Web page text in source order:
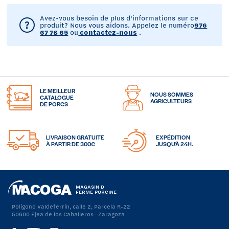
Avez-vous besoin de plus d'informations sur ce
produit? Nous vous aidons. Appelez le numéro976
67 78 65 ou contactez-nous .
LE MEILLEUR
CATALOGUE
DE PORCS
NOUS SOMMES
AGRICULTEURS
LIVRAISON GRATUITE
À PARTIR DE 300€
EXPÉDITION
JUSQU'À 24H.
MAGASIN D
FERME PORCINE
Polígono Valdeferrín, calle 2, Parcela R-22
50600 Ejea de los Caballeros · Zaragoza